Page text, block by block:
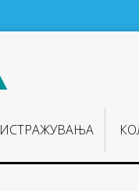
ИСТРАЖУВАЊA